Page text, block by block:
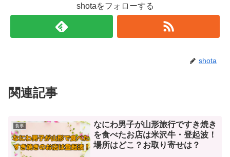
shotaをフォローする
shota
関連記事
食事
なにわ男子が山形旅行ですき焼き
を食べたお店は米沢牛・登起波！
場所はどこ？お取り寄せは？